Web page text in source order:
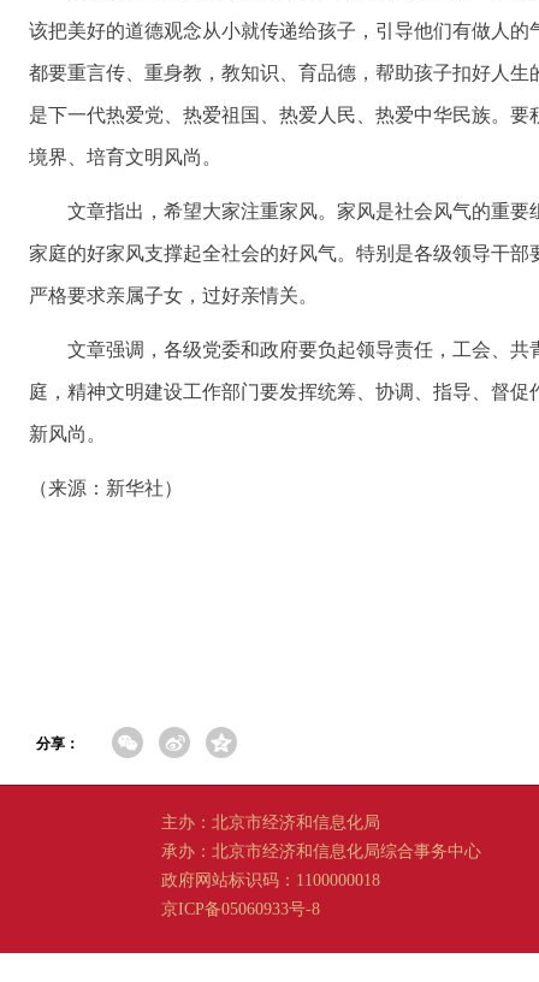
该把美好的道德观念从小就传递给孩子，引导他们有做人
都要重言传、重身教，教知识、育品德，帮助孩子扣好人
是下一代热爱党、热爱祖国、热爱人民、热爱中华民族。
境界、培育文明风尚。
文章指出，希望大家注重家风。家风是社会风气的重要
家庭的好家风支撑起全社会的好风气。特别是各级领导干
严格要求亲属子女，过好亲情关。
文章强调，各级党委和政府要负起领导责任，工会、共
庭，精神文明建设工作部门要发挥统筹、协调、指导、督
新风尚。
（来源：新华社）
分享：
主办：北京市经济和信息化局
承办：北京市经济和信息化局综合事务中心
政府网站标识码：1100000018
京ICP备05060933号-8